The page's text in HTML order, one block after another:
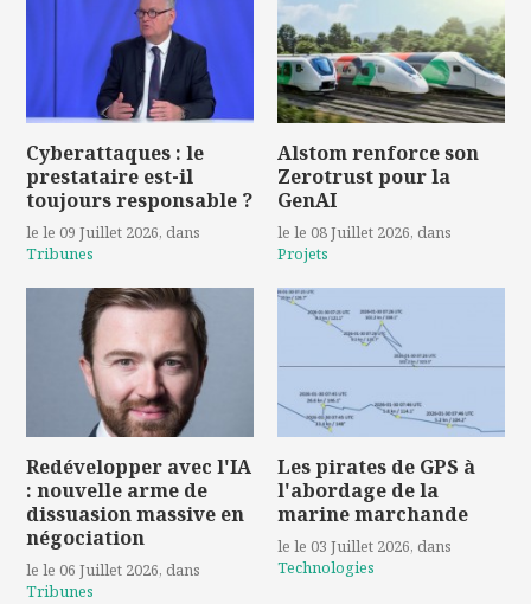
Cyberattaques : le
prestataire est-il
toujours responsable ?
le le 09 Juillet 2026, dans
Tribunes
Alstom renforce son
Zerotrust pour la
GenAI
le le 08 Juillet 2026, dans
Projets
Redévelopper avec l'IA
: nouvelle arme de
dissuasion massive en
négociation
le le 06 Juillet 2026, dans
Tribunes
Les pirates de GPS à
l'abordage de la
marine marchande
le le 03 Juillet 2026, dans
Technologies